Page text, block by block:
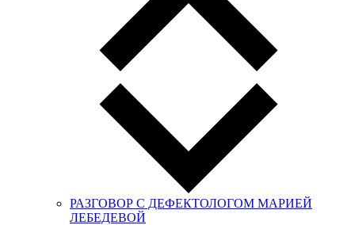
РАЗГОВОР С ДЕФЕКТОЛОГОМ МАРИЕЙ
ЛЕБЕДЕВОЙ